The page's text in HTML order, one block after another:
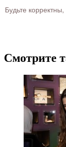
Будьте
Смотрите